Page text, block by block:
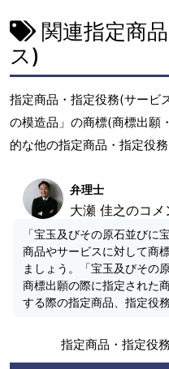
関連指定商
ス)
指定商品・指定役務(サービ
の模造品」の商標(商標出願
的な他の指定商品・指定役
弁理士
大瀬 佳之のコメ
「宝玉及びその原石並びに
商品やサービスに対して商
ましょう。「宝玉及びその
商標出願の際に指定された
する際の指定商品、指定役
指定商品・指定役